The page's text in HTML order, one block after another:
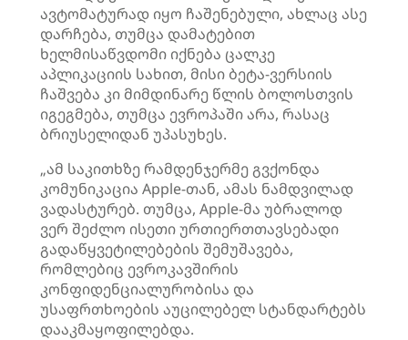
ავტომატურად იყო ჩაშენებული, ახლაც ასე
დარჩება, თუმცა დამატებით
ხელმისაწვდომი იქნება ცალკე
აპლიკაციის სახით, მისი ბეტა-ვერსიის
ჩაშვება კი მიმდინარე წლის ბოლოსთვის
იგეგმება, თუმცა ევროპაში არა, რასაც
ბრიუსელიდან უპასუხეს.
„ამ საკითხზე რამდენჯერმე გვქონდა
კომუნიკაცია Apple-თან, ამას ნამდვილად
ვადასტურებ. თუმცა, Apple-მა უბრალოდ
ვერ შეძლო ისეთი ურთიერთთავსებადი
გადაწყვეტილებების შემუშავება,
რომლებიც ევროკავშირის
კონფიდენციალურობისა და
უსაფრთხოების აუცილებელ სტანდარტებს
დააკმაყოფილებდა.